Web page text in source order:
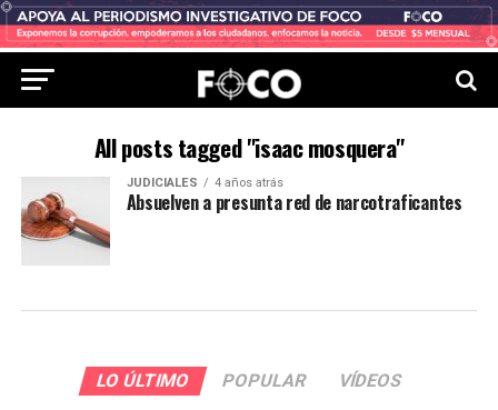
All posts tagged "isaac mosquera"
JUDICIALES 4 años atrás
Absuelven a presunta red de narcotraficantes
LO ÚLTIMO POPULAR VÍDEOS